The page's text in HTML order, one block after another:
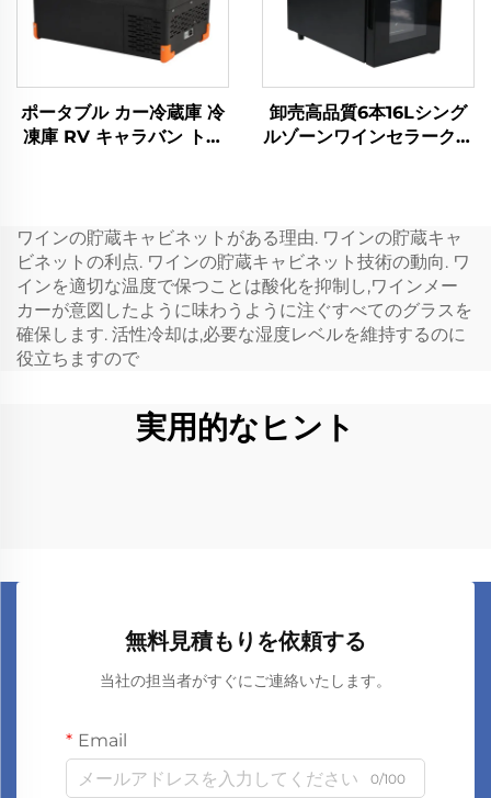
ポータブル カー冷蔵庫 冷
凍庫 RV キャラバン トラ
場価格 52L
卸売高品質6本16Lシング
ルゾーンワインセラークー
ワインの貯蔵キャビネットがある理由. ワインの貯蔵キャ
ビネットの利点. ワインの貯蔵キャビネット技術の動向. ワ
インを適切な温度で保つことは酸化を抑制し,ワインメー
カーが意図したように味わうように注ぐすべてのグラスを
確保します. 活性冷却は,必要な湿度レベルを維持するのに
役立ちますので
実用的なヒント
無料見積もりを依頼する
当社の担当者がすぐにご連絡いたします。
Email
0/100